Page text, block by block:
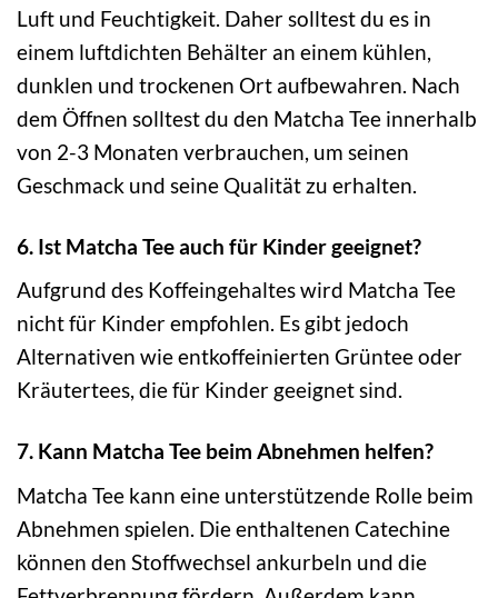
Luft und Feuchtigkeit. Daher solltest du es in
einem luftdichten Behälter an einem kühlen,
dunklen und trockenen Ort aufbewahren. Nach
dem Öffnen solltest du den Matcha Tee innerhalb
von 2-3 Monaten verbrauchen, um seinen
Geschmack und seine Qualität zu erhalten.
6. Ist Matcha Tee auch für Kinder geeignet?
Aufgrund des Koffeingehaltes wird Matcha Tee
nicht für Kinder empfohlen. Es gibt jedoch
Alternativen wie entkoffeinierten Grüntee oder
Kräutertees, die für Kinder geeignet sind.
7. Kann Matcha Tee beim Abnehmen helfen?
Matcha Tee kann eine unterstützende Rolle beim
Abnehmen spielen. Die enthaltenen Catechine
können den Stoffwechsel ankurbeln und die